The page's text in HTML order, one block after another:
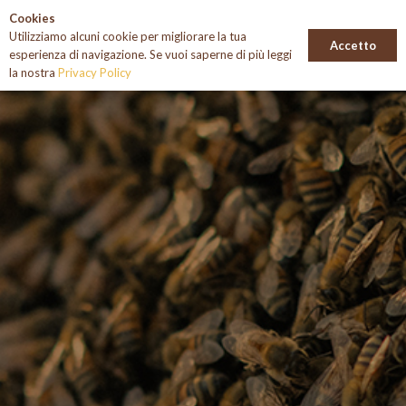
Cookies
Utilizziamo alcuni cookie per migliorare la tua
esperienza di navigazione. Se vuoi saperne di più leggi
la nostra Privacy Policy
Accetto